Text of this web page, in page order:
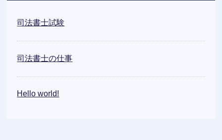
司法書士試験
司法書士の仕事
Hello world!